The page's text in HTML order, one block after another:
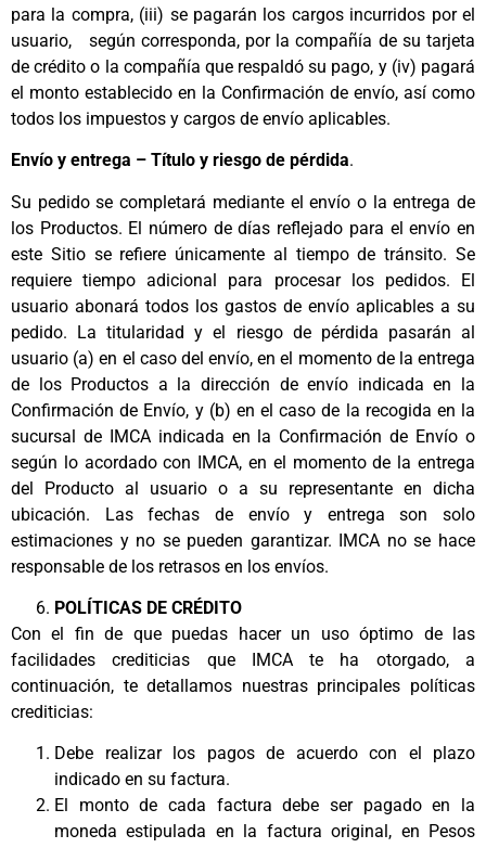
para la compra, (iii) se pagarán los cargos incurridos por el
usuario, según corresponda, por la compañía de su tarjeta
de crédito o la compañía que respaldó su pago, y (iv) pagará
el monto establecido en la Confirmación de envío, así como
todos los impuestos y cargos de envío aplicables.
Envío y entrega – Título y riesgo de pérdida.
Su pedido se completará mediante el envío o la entrega de
los Productos. El número de días reflejado para el envío en
este Sitio se refiere únicamente al tiempo de tránsito. Se
requiere tiempo adicional para procesar los pedidos. El
usuario abonará todos los gastos de envío aplicables a su
pedido. La titularidad y el riesgo de pérdida pasarán al
usuario (a) en el caso del envío, en el momento de la entrega
de los Productos a la dirección de envío indicada en la
Confirmación de Envío, y (b) en el caso de la recogida en la
sucursal de IMCA indicada en la Confirmación de Envío o
según lo acordado con IMCA, en el momento de la entrega
del Producto al usuario o a su representante en dicha
ubicación. Las fechas de envío y entrega son solo
estimaciones y no se pueden garantizar. IMCA no se hace
responsable de los retrasos en los envíos.
POLÍTICAS DE CRÉDITO
Con el fin de que puedas hacer un uso óptimo de las
facilidades crediticias que IMCA te ha otorgado, a
continuación, te detallamos nuestras principales políticas
crediticias:
Debe realizar los pagos de acuerdo con el plazo
indicado en su factura.
El monto de cada factura debe ser pagado en la
moneda estipulada en la factura original, en Pesos